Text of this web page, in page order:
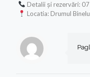
Detalii și rezervări:
Locatia: Drumul